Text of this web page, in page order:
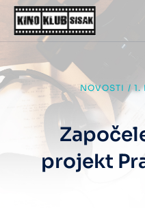
NOVOSTI / 1.
projekt